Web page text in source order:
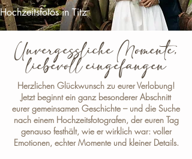
Hochzeitsfotos in Titz
Unvergessliche Momente,
liebevoll eingefangen
Herzlichen Glückwunsch zu eurer Verlobung!
Jetzt beginnt ein ganz besonderer Abschnitt
eurer gemeinsamen Geschichte – und die Suche
nach einem Hochzeitsfotografen, der euren Tag
genauso festhält, wie er wirklich war: voller
Emotionen, echter Momente und kleiner Details.